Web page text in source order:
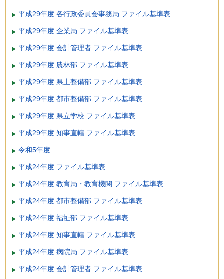
平成29年度 各行政委員会事務局 ファイル基準表
平成29年度 企業局 ファイル基準表
平成29年度 会計管理者 ファイル基準表
平成29年度 農林部 ファイル基準表
平成29年度 県土整備部 ファイル基準表
平成29年度 都市整備部 ファイル基準表
平成29年度 県立学校 ファイル基準表
平成29年度 知事直轄 ファイル基準表
令和5年度
平成24年度 ファイル基準表
平成24年度 教育局・教育機関 ファイル基準表
平成24年度 都市整備部 ファイル基準表
平成24年度 福祉部 ファイル基準表
平成24年度 知事直轄 ファイル基準表
平成24年度 病院局 ファイル基準表
平成24年度 会計管理者 ファイル基準表